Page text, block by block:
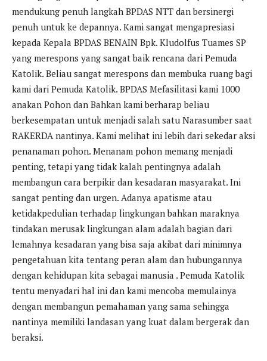
mendukung penuh langkah BPDAS NTT dan bersinergi
penuh untuk ke depannya. Kami sangat mengapresiasi
kepada Kepala BPDAS BENAIN Bpk. Kludolfus Tuames SP
yang merespons yang sangat baik rencana dari Pemuda
Katolik. Beliau sangat merespons dan membuka ruang bagi
kami dari Pemuda Katolik. BPDAS Mefasilitasi kami 1000
anakan Pohon dan Bahkan kami berharap beliau
berkesempatan untuk menjadi salah satu Narasumber saat
RAKERDA nantinya. Kami melihat ini lebih dari sekedar aksi
penanaman pohon. Menanam pohon memang menjadi
penting, tetapi yang tidak kalah pentingnya adalah
membangun cara berpikir dan kesadaran masyarakat. Ini
sangat penting dan urgen. Adanya apatisme atau
ketidakpedulian terhadap lingkungan bahkan maraknya
tindakan merusak lingkungan alam adalah bagian dari
lemahnya kesadaran yang bisa saja akibat dari minimnya
pengetahuan kita tentang peran alam dan hubungannya
dengan kehidupan kita sebagai manusia . Pemuda Katolik
tentu menyadari hal ini dan kami mencoba memulainya
dengan membangun pemahaman yang sama sehingga
nantinya memiliki landasan yang kuat dalam bergerak dan
beraksi.